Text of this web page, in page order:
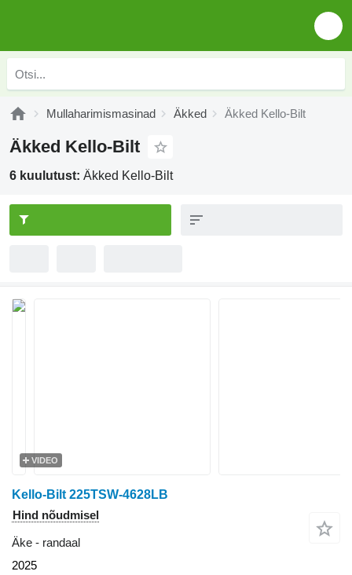
Mullaharimismasinad Äkked Äkked Kello-Bilt
Äkked Kello-Bilt
6 kuulutust: Äkked Kello-Bilt
VIDEO
Kello-Bilt 225TSW-4628LB
Hind nõudmisel
Äke - randaal
2025